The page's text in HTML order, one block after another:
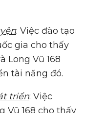
: Việc đào tạo
gia cho thấy
Long Vũ 168
tài năng đó.
triển: Việc
Vũ 168 cho thấy